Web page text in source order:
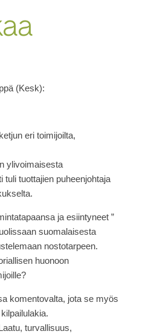
(Kesk):
eri toimijoilta,
ylivoimaisesta
tuottajien puheenjohtaja
ja esiintyneet ”
suomalaisesta
nostotarpeen.
huonoon
komentovalta, jota se myös
turvallisuus,